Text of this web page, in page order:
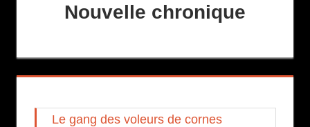
Nouvelle chronique
Le gang des voleurs de cornes